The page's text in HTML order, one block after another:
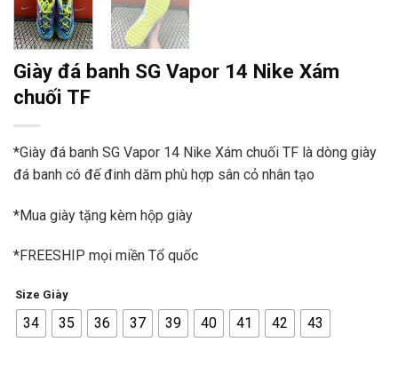
Giày đá banh SG Vapor 14 Nike Xám
chuối TF
*Giày đá banh SG Vapor 14 Nike Xám chuối TF là dòng giày
đá banh có đế đinh dăm phù hợp sân cỏ nhân tạo
*Mua giày tặng kèm hộp giày
*FREESHIP mọi miền Tổ quốc
Size Giày
34 35 36 37 39 40 41 42 43